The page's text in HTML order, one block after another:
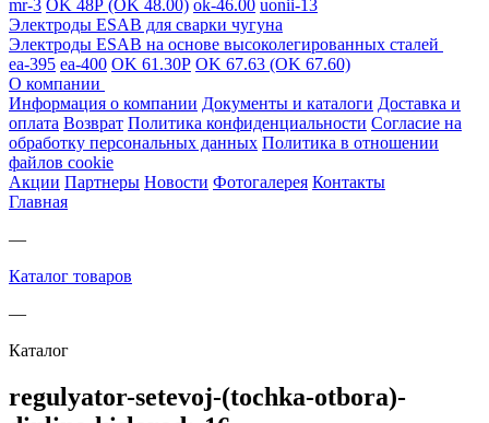
mr-3 OK 48Р (OK 48.00) ok-46.00 uonii-13
Электроды ESAB для сварки чугуна
Электроды ESAB на основе высоколегированных сталей
ea-395 ea-400 OK 61.30Р OK 67.63 (OK 67.60)
О компании
Информация о компании Документы и каталоги Доставка и
оплата Возврат Политика конфиденциальности Согласие на
обработку персональных данных Политика в отношении
файлов cookie
Акции Партнеры Новости Фотогалерея Контакты
Главная
—
Каталог товаров
—
Каталог
regulyator-setevoj-(tochka-otbora)-